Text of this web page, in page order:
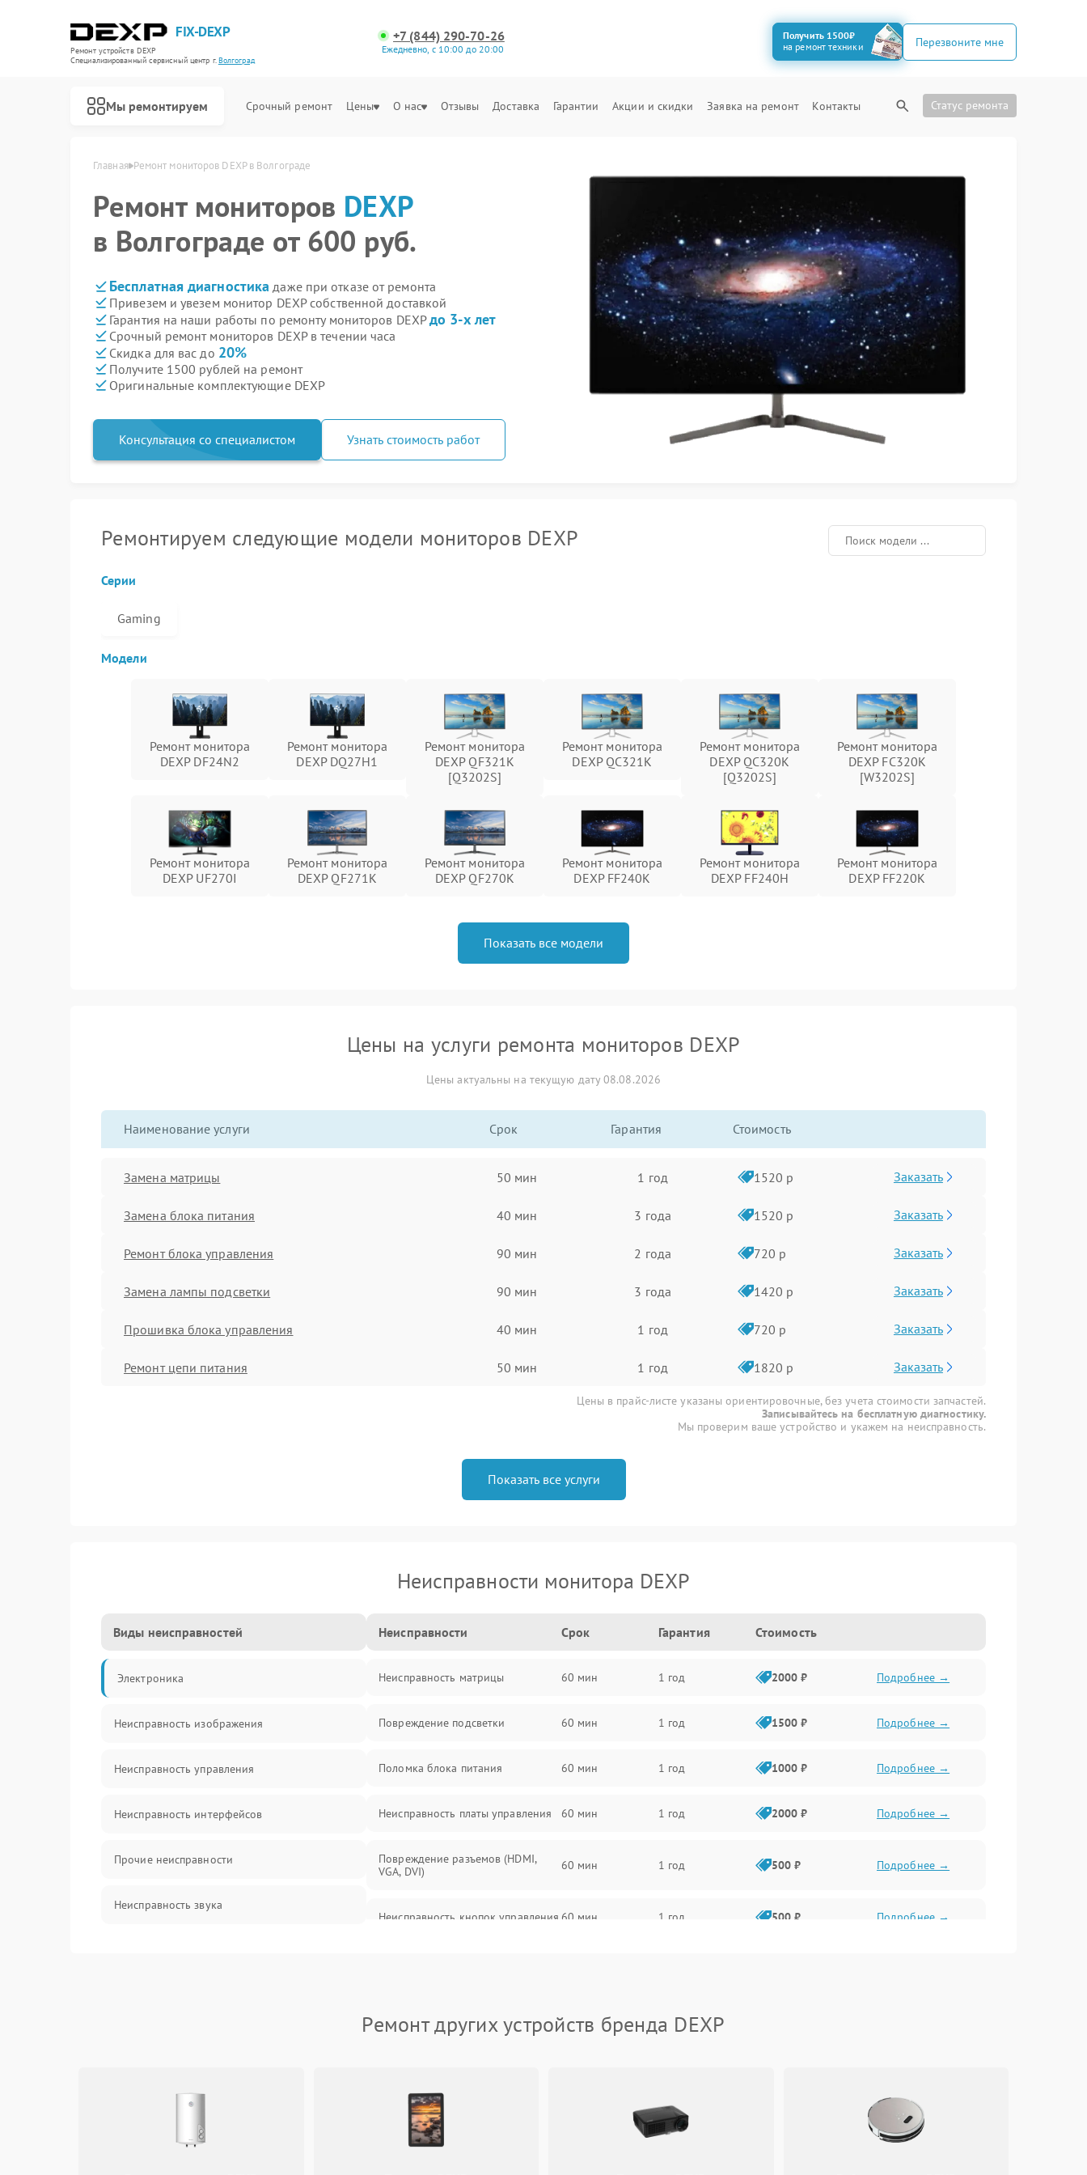
FIX-DEXP
Ремонт устройств DEXP
Специализированный cервисный центр г.Волгоград
+7 (844) 290-70-26
Ежедневно, с 10:00 до 20:00
Получить 1500₽
на ремонт техники
Перезвоните мне
Мы ремонтируем Срочный ремонт Цены О нас Отзывы Доставка Гарантии Акции и скидки Заявка на ремонт Контакты Статус ремонта
Главная Ремонт мониторов DEXP в Волгограде
Ремонт мониторов DEXP
в Волгограде от 600 руб.
Бесплатная диагностика даже при отказе от ремонта
Привезем и увезем монитор DEXP собственной доставкой
Гарантия на наши работы по ремонту мониторов DEXPдо 3-х лет
Срочный ремонт мониторов DEXP в течении часа
Скидка для вас до 20%
Получите 1500 рублей на ремонт
Оригинальные комплектующие DEXP
Консультация со специалистом Узнать стоимость работ
Ремонтируем следующие модели мониторов DEXP
Серии
Gaming
Модели
Ремонт монитора
DEXP DF24N2
Ремонт монитора
DEXP DQ27H1
Ремонт монитора
DEXP QF321K
[Q3202S]
Ремонт монитора
DEXP QC321K
Ремонт монитора
DEXP QC320K
[Q3202S]
Ремонт монитора
DEXP FC320K
[W3202S]
Ремонт монитора
DEXP UF270I
Ремонт монитора
DEXP QF271K
Ремонт монитора
DEXP QF270K
Ремонт монитора
DEXP FF240K
Ремонт монитора
DEXP FF240H
Ремонт монитора
DEXP FF220K
Показать все модели
Цены на услуги ремонта мониторов DEXP
Цены актуальны на текущую дату 08.08.2026
Наименование услуги Срок Гарантия Стоимость
Замена матрицы 50 мин 1 год 1520 р Заказать
Замена блока питания 40 мин 3 года 1520 р Заказать
Ремонт блока управления 90 мин 2 года 720 р Заказать
Замена лампы подсветки 90 мин 3 года 1420 р Заказать
Прошивка блока управления 40 мин 1 год 720 р Заказать
Ремонт цепи питания 50 мин 1 год 1820 р Заказать
Цены в прайс-листе указаны ориентировочные, без учета стоимости запчастей.
Записывайтесь на бесплатную диагностику.
Мы проверим ваше устройство и укажем на неисправность.
Показать все услуги
Неисправности монитора DEXP
Виды неисправностей
Электроника
Неисправность изображения
Неисправность управления
Неисправность интерфейсов
Прочие неисправности
Неисправность звука
Неисправности Срок Гарантия Стоимость
Неисправность матрицы 60 мин 1 год 2000 ₽ Подробнее →
Повреждение подсветки 60 мин 1 год 1500 ₽ Подробнее →
Поломка блока питания 60 мин 1 год 1000 ₽ Подробнее →
Неисправность платы управления 60 мин 1 год 2000 ₽ Подробнее →
Повреждение разъемов (HDMI,
VGA, DVI)
60 мин 1 год 500 ₽ Подробнее →
Неисправность кнопок управления 60 мин 1 год 500 ₽ Подробнее →
Поломка системы автоматического
отключения
1 год Подробнее →
Ремонт других устройств бренда DEXP